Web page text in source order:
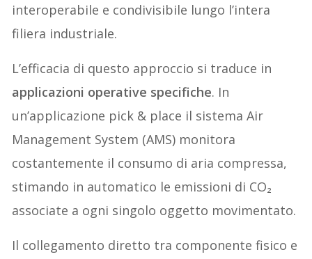
interoperabile e condivisibile lungo l’intera
filiera industriale.
L’efficacia di questo approccio si traduce in
applicazioni operative specifiche. In
un’applicazione pick & place il sistema Air
Management System (AMS) monitora
costantemente il consumo di aria compressa,
stimando in automatico le emissioni di CO₂
associate a ogni singolo oggetto movimentato.
Il collegamento diretto tra componente fisico e